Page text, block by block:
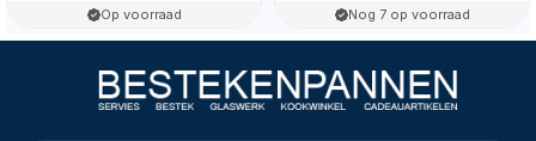
Op voorraad Nog 7 op voorraad